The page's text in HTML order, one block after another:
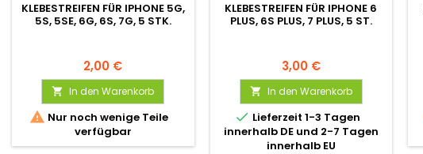
KLEBESTREIFEN FÜR IPHONE 5G,
5S, 5SE, 6G, 6S, 7G, 5 STK.
2,00 €
 In den Warenkorb
 Nur noch wenige Teile
verfügbar
KLEBESTREIFEN FÜR IPHONE 6
PLUS, 6S PLUS, 7 PLUS, 5 ST.
3,00 €
 In den Warenkorb
 Lieferzeit 1-3 Tagen
innerhalb DE und 2-7 Tagen
innerhalb EU